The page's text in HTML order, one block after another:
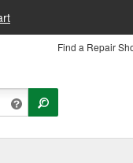
Find a Repair